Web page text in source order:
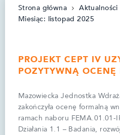
Strona główna
Aktualności
Miesiąc: listopad 2025
PROJEKT CEPT IV
POZYTYWNĄ
Mazowiecka Jednostka
zakończyła ocenę formalną
ramach naboru FEMA.01.01-
Działania 1.1 – Badania,